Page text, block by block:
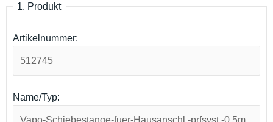
1. Produkt
Artikelnummer:
Name/Typ: